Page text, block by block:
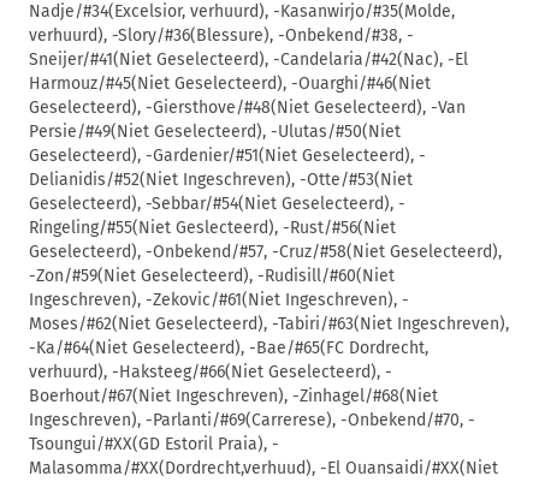
Nadje/#34(Excelsior, verhuurd), -Kasanwirjo/#35(Molde,
verhuurd), -Slory/#36(Blessure), -Onbekend/#38, -
Sneijer/#41(Niet Geselecteerd), -Candelaria/#42(Nac), -El
Harmouz/#45(Niet Geselecteerd), -Ouarghi/#46(Niet
Geselecteerd), -Giersthove/#48(Niet Geselecteerd), -Van
Persie/#49(Niet Geselecteerd), -Ulutas/#50(Niet
Geselecteerd), -Gardenier/#51(Niet Geselecteerd), -
Delianidis/#52(Niet Ingeschreven), -Otte/#53(Niet
Geselecteerd), -Sebbar/#54(Niet Geselecteerd), -
Ringeling/#55(Niet Geslecteerd), -Rust/#56(Niet
Geselecteerd), -Onbekend/#57, -Cruz/#58(Niet Geselecteerd),
-Zon/#59(Niet Geselecteerd), -Rudisill/#60(Niet
Ingeschreven), -Zekovic/#61(Niet Ingeschreven), -
Moses/#62(Niet Geselecteerd), -Tabiri/#63(Niet Ingeschreven),
-Ka/#64(Niet Geselecteerd), -Bae/#65(FC Dordrecht,
verhuurd), -Haksteeg/#66(Niet Geselecteerd), -
Boerhout/#67(Niet Ingeschreven), -Zinhagel/#68(Niet
Ingeschreven), -Parlanti/#69(Carrerese), -Onbekend/#70, -
Tsoungui/#XX(GD Estoril Praia), -
Malasomma/#XX(Dordrecht,verhuud), -El Ouansaidi/#XX(Niet